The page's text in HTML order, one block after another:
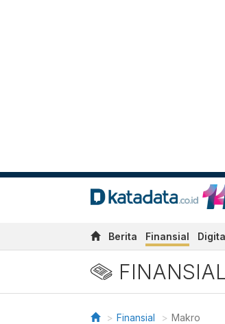
Berita Finansial
Finansial Makro